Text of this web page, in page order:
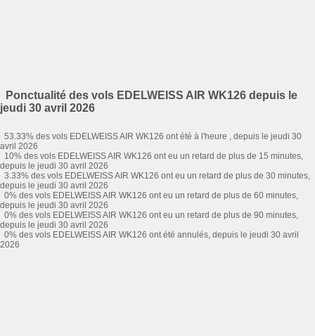
Ponctualité des vols EDELWEISS AIR WK126 depuis le
jeudi 30 avril 2026
53.33% des vols EDELWEISS AIR WK126 ont été à l'heure , depuis le jeudi 30
avril 2026
10% des vols EDELWEISS AIR WK126 ont eu un retard de plus de 15 minutes,
depuis le jeudi 30 avril 2026
3.33% des vols EDELWEISS AIR WK126 ont eu un retard de plus de 30 minutes,
depuis le jeudi 30 avril 2026
0% des vols EDELWEISS AIR WK126 ont eu un retard de plus de 60 minutes,
depuis le jeudi 30 avril 2026
0% des vols EDELWEISS AIR WK126 ont eu un retard de plus de 90 minutes,
depuis le jeudi 30 avril 2026
0% des vols EDELWEISS AIR WK126 ont été annulés, depuis le jeudi 30 avril
2026